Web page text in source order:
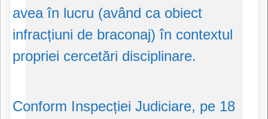
avea în lucru (având ca obiect
infracțiuni de braconaj) în contextul
propriei cercetări disciplinare.
Conform Inspecției Judiciare, pe 18